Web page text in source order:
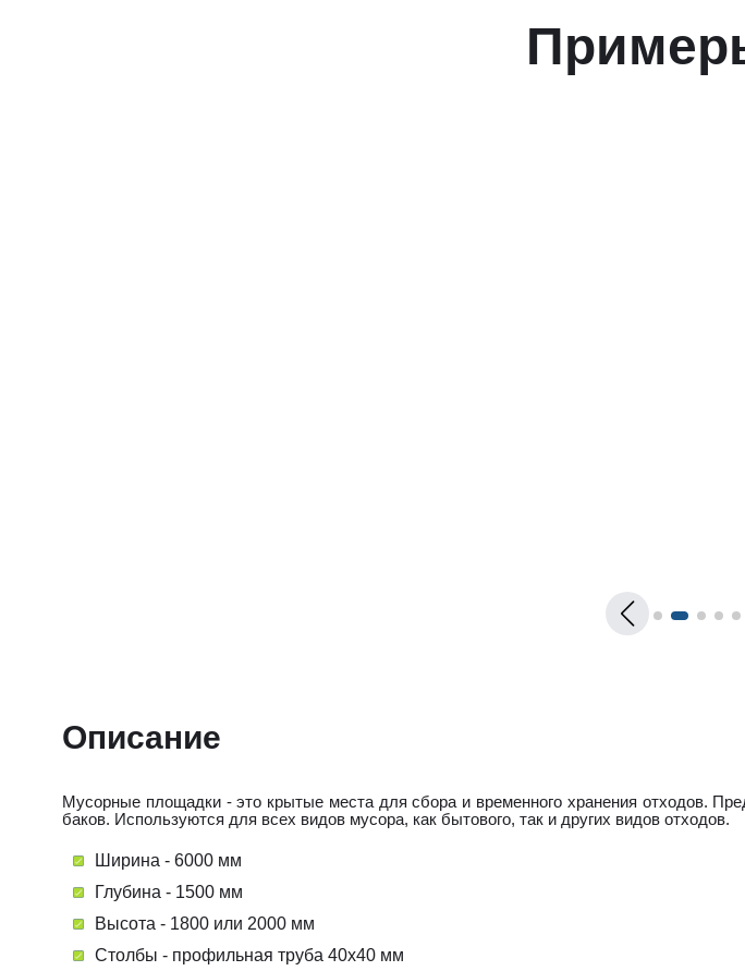
Описание
Мусорные площадки - это крытые места для сбора и временного хранения отходов.
баков. Используются для всех видов мусора, как бытового, так и других видов отходов.
Ширина - 6000 мм
Глубина - 1500 мм
Высота - 1800 или 2000 мм
Столбы - профильная труба 40х40 мм